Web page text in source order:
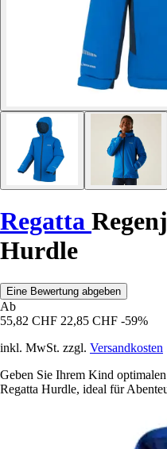
Regatta
Hurdle
Eine Bewertung abgeben
Ab
55,82 CHF 22,85 CHF -59%
inkl. MwSt. zzgl. Versandkosten
Geben Sie Ihrem Kind
Regatta Hurdle, ideal für